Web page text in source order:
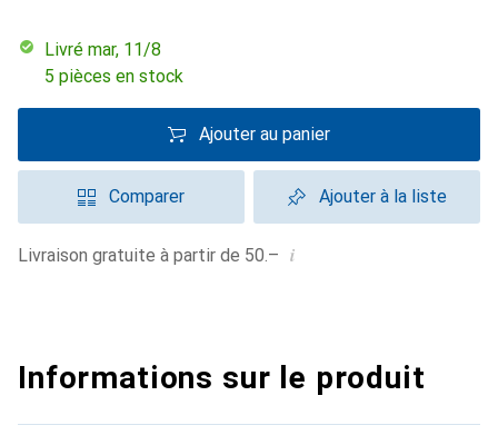
Livré mar, 11/8
5 pièces en stock
Ajouter au panier
Comparer Ajouter à la liste
Livraison gratuite à partir de 50.– i
Informations sur le produit